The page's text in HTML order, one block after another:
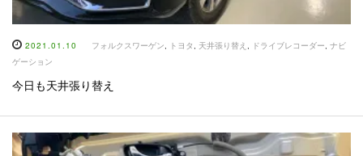
2021.01.10 フォルクスワーゲン トヨタ 天井張り替え ドライブレコーダー
ナビ
ゲーション
今日も天井張り替え